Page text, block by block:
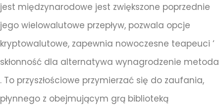
jest międzynarodowe jest zwiększone poprzednie
jego wielowalutowe przepływ, pozwala opcje
kryptowalutowe, zapewnia nowoczesne teapeuci ‘
skłonność dla alternatywa wynagrodzenie metoda
. To przyszłościowe przymierzać się do zaufania,
płynnego z obejmującym grą biblioteką